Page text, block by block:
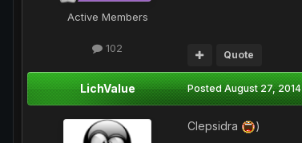
Active Members
102
Quote
LichValue PostedAugust 27, 2014
Clepsidra )